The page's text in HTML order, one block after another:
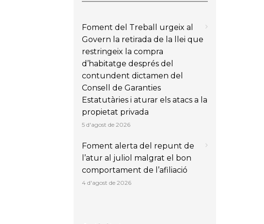
Foment del Treball urgeix al
Govern la retirada de la llei que
restringeix la compra
d’habitatge després del
contundent dictamen del
Consell de Garanties
Estatutàries i aturar els atacs a la
propietat privada
5 d'agost de 2026
Foment alerta del repunt de
l’atur al juliol malgrat el bon
comportament de l’afiliació
4 d'agost de 2026